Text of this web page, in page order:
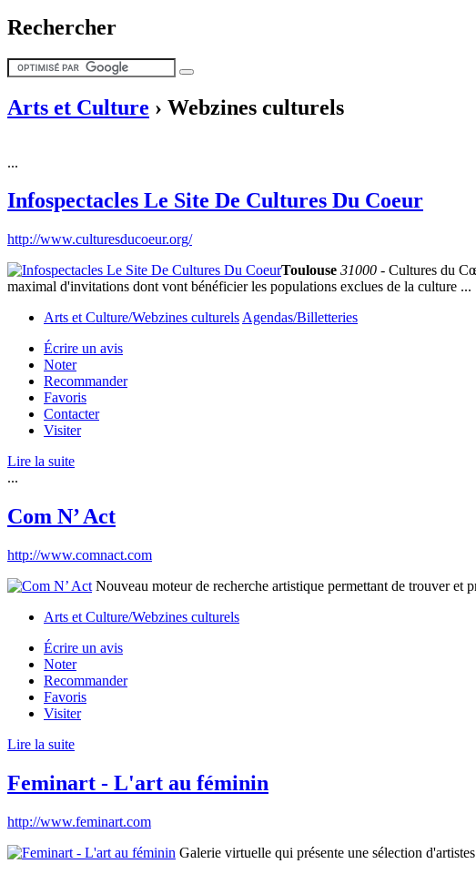
Rechercher
Arts et Culture › Webzines culturels
...
Infospectacles Le Site De Cultures Du Coeur
http://www.culturesducoeur.org/
Toulouse 31000 - Cultures du
maximal d'invitations dont vont bénéficier les populations exclues de la culture ...
Arts et Culture/Webzines culturels Agendas/Billetteries
Écrire un avis
Noter
Recommander
Favoris
Contacter
Visiter
Lire la suite
...
Com N’ Act
http://www.comnact.com
Nouveau moteur de recherche artistique permettant de trouver et
Arts et Culture/Webzines culturels
Écrire un avis
Noter
Recommander
Favoris
Visiter
Lire la suite
Feminart - L'art au féminin
http://www.feminart.com
Galerie virtuelle qui présente une sélection